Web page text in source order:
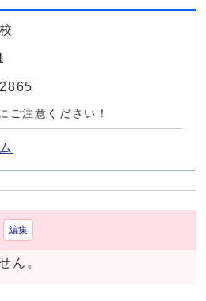
ご注意ください！
編集
ん。